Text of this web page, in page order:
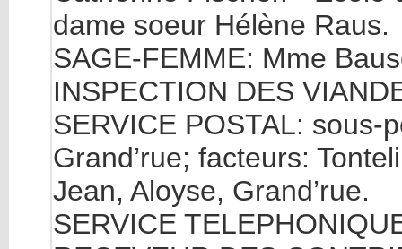
dame soeur Hélène Raus.
SAGE-FEMME: Mme
INSPECTION DES
SERVICE POSTAL: sous-
Grand’rue; facteurs:
Jean, Aloyse, Grand’rue.
SERVICE